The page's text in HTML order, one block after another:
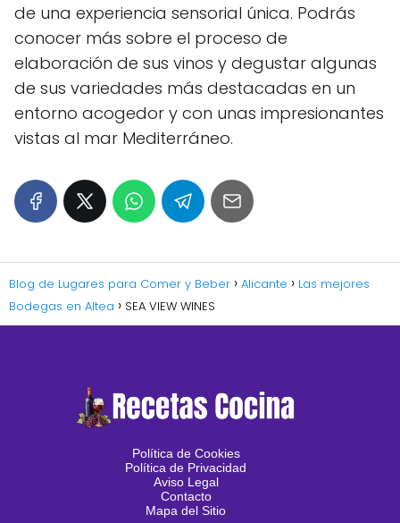
de una experiencia sensorial única. Podrás
conocer más sobre el proceso de
elaboración de sus vinos y degustar algunas
de sus variedades más destacadas en un
entorno acogedor y con unas impresionantes
vistas al mar Mediterráneo.
Blog de Lugares para Comer y Beber Alicante
Las mejores
Bodegas en Altea
SEA VIEW WINES
Política de Cookies
Política de Privacidad
Aviso Legal
Contacto
Mapa del Sitio